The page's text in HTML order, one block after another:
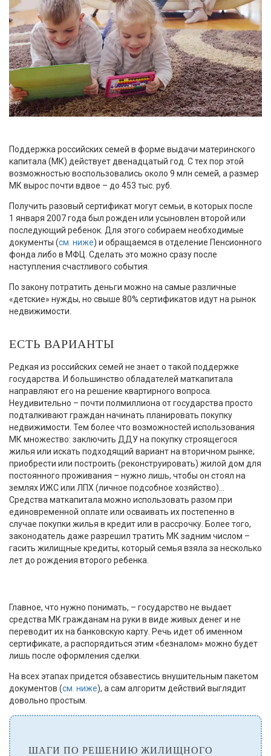
Поддержка российских семей в форме выдачи материнского
капитала (МК) действует двенадцатый год. С тех пор этой
возможностью воспользовались около 9 млн семей, а размер
МК вырос почти вдвое – до 453 тыс. руб.
Получить разовый сертификат могут семьи, в которых после
1 января 2007 года был рожден или усыновлен второй или
последующий ребенок. Для этого собираем необходимые
документы (см. ниже) и обращаемся в отделение Пенсионного
фонда либо в МФЦ. Сделать это можно сразу после
наступления счастливого события.
По закону потратить деньги можно на самые различные
«детские» нужды, но свыше 80% сертификатов идут на рынок
недвижимости.
ЕСТЬ ВАРИАНТЫ
Редкая из российских семей не знает о такой поддержке
государства. И большинство обладателей маткапитала
направляют его на решение квартирного вопроса.
Неудивительно – почти полмиллиона от государства просто
подталкивают граждан начинать планировать покупку
недвижимости. Тем более что возможностей использования
МК множество: заключить ДДУ на покупку строящегося
жилья или искать подходящий вариант на вторичном рынке;
приобрести или построить (реконструировать) жилой дом для
постоянного проживания – нужно лишь, чтобы он стоял на
землях ИЖС или ЛПХ (личное подсобное хозяйство)...
Средства маткапитала можно использовать разом при
единовременной оплате или осваивать их постепенно в
случае покупки жилья в кредит или в рассрочку. Более того,
законодатель даже разрешил тратить МК задним числом –
гасить жилищные кредиты, который семья взяла за несколько
лет до рождения второго ребенка.
Главное, что нужно понимать, – государство не выдает
средства МК гражданам на руки в виде живых денег и не
переводит их на банковскую карту. Речь идет об именном
сертификате, а распорядиться этим «безналом» можно будет
лишь после оформления сделки.
На всех этапах придется обзавестись внушительным пакетом
документов (см. ниже), а сам алгоритм действий выглядит
довольно простым.
ШАГИ ПО РЕШЕНИЮ ЖИЛИЩНОГО